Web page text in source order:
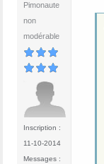
Pimonaute
non
modérable
Inscription :
11-10-2014
Messages :